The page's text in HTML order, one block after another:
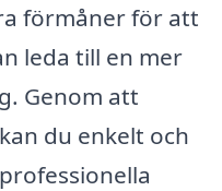
förmåner för att
leda till en mer
Genom att
du enkelt och